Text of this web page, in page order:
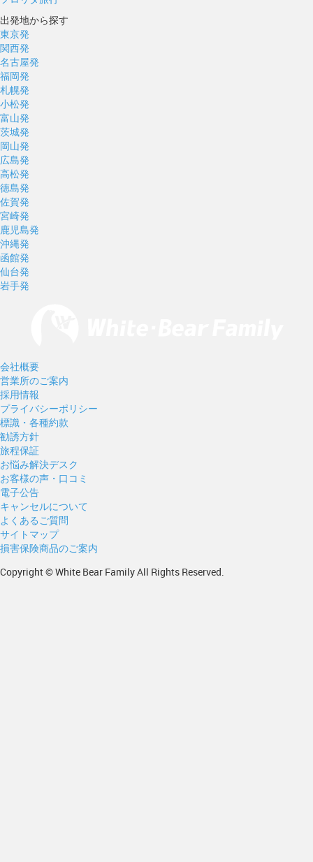
出発地から探す
東京発
関西発
名古屋発
福岡発
札幌発
小松発
富山発
茨城発
岡山発
広島発
高松発
徳島発
佐賀発
宮崎発
鹿児島発
沖縄発
函館発
仙台発
岩手発
会社概要
営業所のご案内
採用情報
プライバシーポリシー
標識・各種約款
勧誘方針
旅程保証
お悩み解決デスク
お客様の声・口コミ
電子公告
キャンセルについて
よくあるご質問
サイトマップ
損害保険商品のご案内
Copyright © White Bear Family All Rights Reserved.